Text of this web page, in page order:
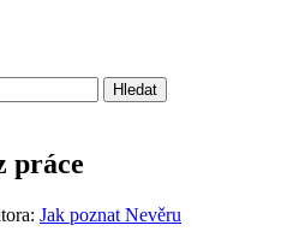
práce
Jak poznat Nevěru